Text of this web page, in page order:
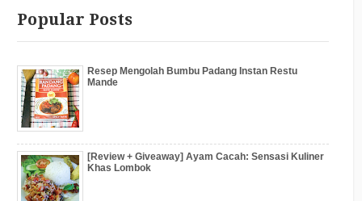
Popular Posts
Resep Mengolah Bumbu Padang Instan Restu
Mande
[Review + Giveaway] Ayam Cacah: Sensasi Kuliner
Khas Lombok